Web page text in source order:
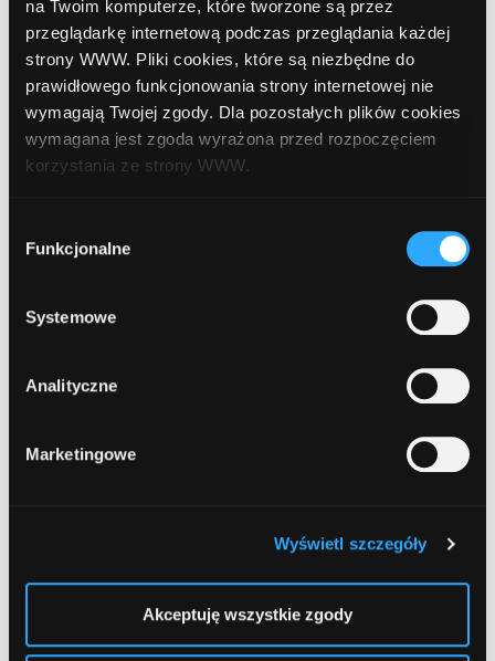
na Twoim komputerze, które tworzone są przez
przeglądarkę internetową podczas przeglądania każdej
strony WWW. Pliki cookies, które są niezbędne do
prawidłowego funkcjonowania strony internetowej nie
wymagają Twojej zgody. Dla pozostałych plików cookies
wymagana jest zgoda wyrażona przed rozpoczęciem
korzystania ze strony WWW.
formy korzystania z plików cookies. Więcej:
Polityka
zgody
Funkcjonalne
Systemowe
Analityczne
Marketingowe
Wyświetl szczegóły
Akceptuję wszystkie zgody
8
Euronet , Wąbrzeźno, Mestwina 7
9
PKO BP, Wąbrzeźno, ul. Generała Sikorskiego
9
PKO BP, Wąbrzeźno, ul. Grudziądzka 46 (W
wiatrołapie po lewej stronie wejścia głównego